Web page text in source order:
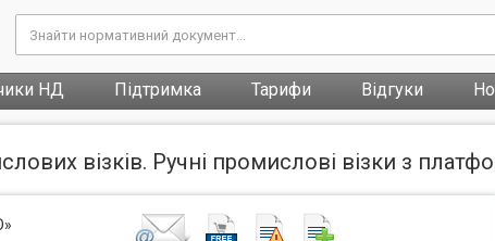
НД Підтримка Тарифи Відгуки
візків. Ручні промислові візки з